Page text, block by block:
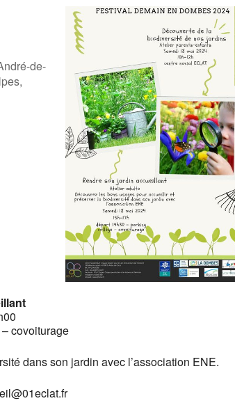
Office 365
de-
covoiturage
dans son jardin avec l’association ENE.